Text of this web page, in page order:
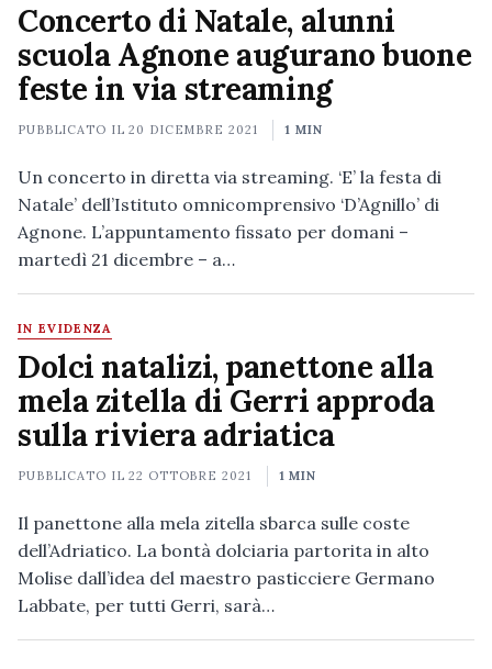
Concerto di Natale, alunni
scuola Agnone augurano buone
feste in via streaming
PUBBLICATO IL20 DICEMBRE 2021 1 MIN
Un concerto in diretta via streaming. ‘E’ la festa di
Natale’ dell’Istituto omnicomprensivo ‘D’Agnillo’ di
Agnone. L’appuntamento fissato per domani –
martedì 21 dicembre – a…
IN EVIDENZA
Dolci natalizi, panettone alla
mela zitella di Gerri approda
sulla riviera adriatica
PUBBLICATO IL22 OTTOBRE 2021 1 MIN
Il panettone alla mela zitella sbarca sulle coste
dell’Adriatico. La bontà dolciaria partorita in alto
Molise dall’idea del maestro pasticciere Germano
Labbate, per tutti Gerri, sarà…